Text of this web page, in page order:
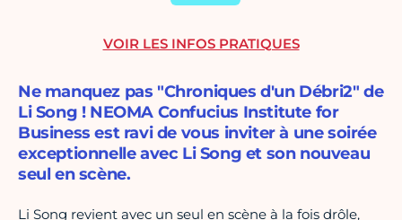
Ne manquez pas "Chroniques d'un Débri2" de
Li Song ! NEOMA Confucius Institute for
Business est ravi de vous inviter à une soirée
exceptionnelle avec Li Song et son nouveau
seul en scène.
Li Song revient avec un seul en scène à la fois drôle,
VOIR LES INFOS PRATIQUES